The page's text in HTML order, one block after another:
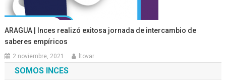
ARAGUA | Inces realizó exitosa jornada de intercambio de
saberes empíricos
2 noviembre, 2021 ltovar
SOMOS INCES